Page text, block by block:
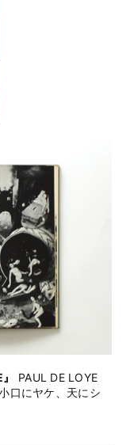
PAUL DE LOYE
にヤケ、天にシ